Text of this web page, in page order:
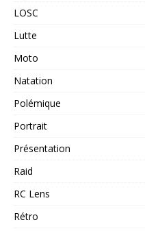
LOSC
Lutte
Moto
Natation
Polémique
Portrait
Présentation
Raid
RC Lens
Rétro